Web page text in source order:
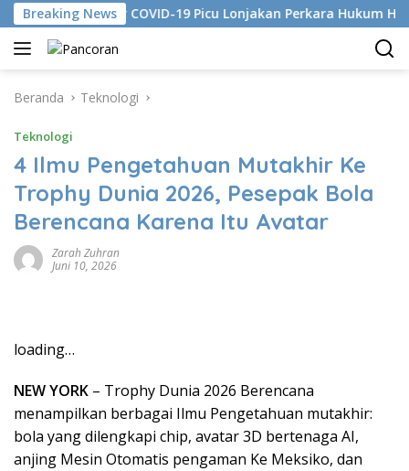
Langsung
ke
konten
Breaking News
Mutakhir COVID-19 Picu Lonjakan Perkara Hukum Hukum
Beranda Teknologi
Teknologi
4 Ilmu Pengetahuan Mutakhir Ke
Trophy Dunia 2026, Pesepak Bola
Berencana Karena Itu Avatar
Zarah Zuhran
Juni 10, 2026
loading…
NEW YORK – Trophy Dunia 2026 Berencana
menampilkan berbagai Ilmu Pengetahuan mutakhir:
bola yang dilengkapi chip, avatar 3D bertenaga AI,
anjing Mesin Otomatis pengaman Ke Meksiko, dan